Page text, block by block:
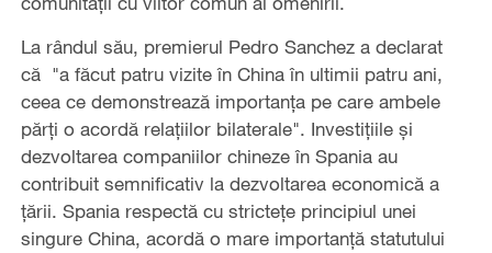
La rândul său, premierul Pedro Sanchez a declarat
că "a făcut patru vizite în China în ultimii patru ani,
ceea ce demonstrează importanța pe care ambele
părți o acordă relațiilor bilaterale". Investițiile și
dezvoltarea companiilor chineze în Spania au
contribuit semnificativ la dezvoltarea economică a
țării. Spania respectă cu strictețe principiul unei
singure China, acordă o mare importanță statutului